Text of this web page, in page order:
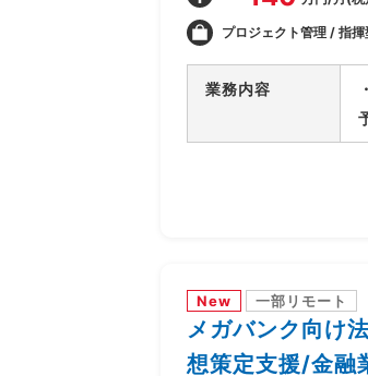
プロジェクト管理 / 指
業務内容
-
New 一部リモート
メガバンク向け
想策定支援/金融